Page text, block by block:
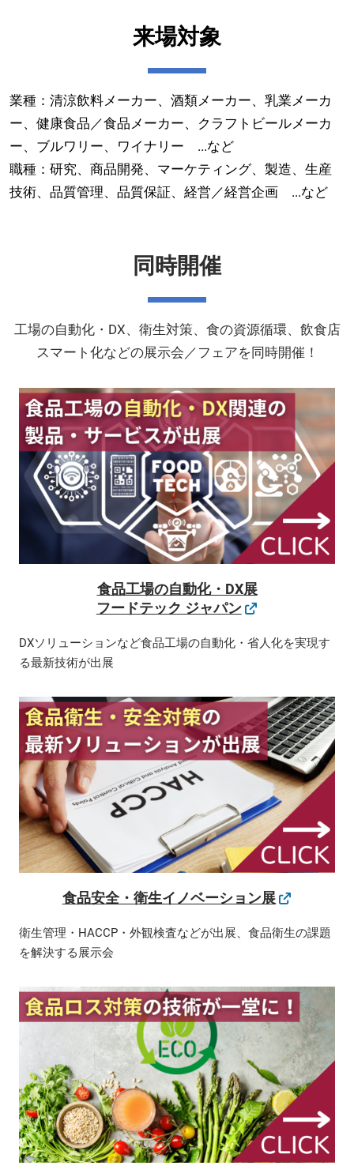
来場対象
業種：清涼飲料メーカー、酒類メーカー、乳業メーカ
ー、健康食品／食品メーカー、クラフトビールメーカ
ー、ブルワリー、ワイナリー ...など
職種：研究、商品開発、マーケティング、製造、生産
技術、品質管理、品質保証、経営／経営企画 ...など
同時開催
工場の自動化・DX、衛生対策、食の資源循環、飲食店
スマート化などの展示会／フェアを同時開催！
食品工場の自動化・DX展
フードテック ジャパン
DXソリューションなど食品工場の自動化・省人化を実現す
る最新技術が出展
食品安全・衛生イノベーション展
衛生管理・HACCP・外観検査などが出展、食品衛生の課題
を解決する展示会